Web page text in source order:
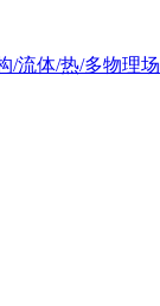
/流体/热/多物理场